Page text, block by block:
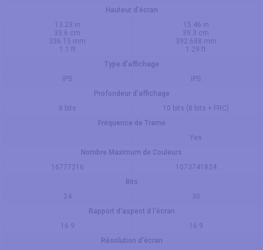
Hauteur d'écran
13.23 in
33.6 cm
336.15 mm
1.1 ft
15.46 in
39.3 cm
392.688 mm
1.29 ft
Type d'affichage
IPS
IPS
Profondeur d'affichage
8 bits
10 bits (8 bits + FRC)
Fréquence de Trame
Yes
Nombre Maximum de Couleurs
16777216
1073741824
Bits
24
30
Rapport d'aspect d l'écran
16:9
16:9
Résolution d'écran